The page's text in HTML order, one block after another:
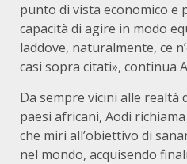
punto di vista economico e
capacità di agire in modo
laddove, naturalmente, ce
casi sopra citati», continua
Da sempre vicini alle realtà
paesi africani, Aodi
che miri all’obiettivo di
nel mondo, acquisendo